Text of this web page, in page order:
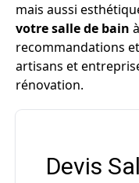
mais aussi
votre salle de bain
recommandations
artisans et
rénovation.
Devis